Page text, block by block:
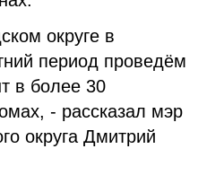
округе в
период проведём
в более 30
- рассказал мэр
округа Дмитрий